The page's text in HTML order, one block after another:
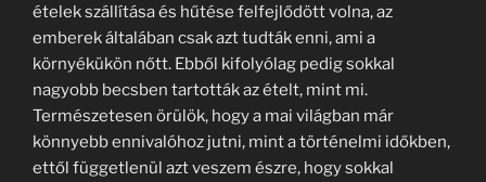
ételek szállítása és hűtése felfejlődött volna, az
emberek általában csak azt tudták enni, ami a
környékükön nőtt. Ebből kifolyólag pedig sokkal
nagyobb becsben tartották az ételt, mint mi.
Természetesen örülök, hogy a mai világban már
könnyebb ennivalóhoz jutni, mint a történelmi időkben,
ettől függetlenül azt veszem észre, hogy sokkal